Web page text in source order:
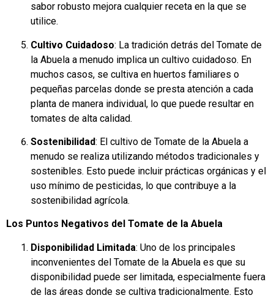
sabor robusto mejora cualquier receta en la que se
utilice.
Cultivo Cuidadoso: La tradición detrás del Tomate de
la Abuela a menudo implica un cultivo cuidadoso. En
muchos casos, se cultiva en huertos familiares o
pequeñas parcelas donde se presta atención a cada
planta de manera individual, lo que puede resultar en
tomates de alta calidad.
Sostenibilidad: El cultivo de Tomate de la Abuela a
menudo se realiza utilizando métodos tradicionales y
sostenibles. Esto puede incluir prácticas orgánicas y el
uso mínimo de pesticidas, lo que contribuye a la
sostenibilidad agrícola.
Los Puntos Negativos del Tomate de la Abuela
Disponibilidad Limitada: Uno de los principales
inconvenientes del Tomate de la Abuela es que su
disponibilidad puede ser limitada, especialmente fuera
de las áreas donde se cultiva tradicionalmente. Esto